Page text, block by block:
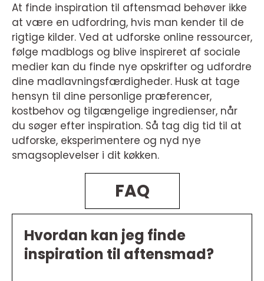
At finde inspiration til aftensmad behøver ikke
at være en udfordring, hvis man kender til de
rigtige kilder. Ved at udforske online ressourcer,
følge madblogs og blive inspireret af sociale
medier kan du finde nye opskrifter og udfordre
dine madlavningsfærdigheder. Husk at tage
hensyn til dine personlige præferencer,
kostbehov og tilgængelige ingredienser, når
du søger efter inspiration. Så tag dig tid til at
udforske, eksperimentere og nyd nye
smagsoplevelser i dit køkken.
FAQ
Hvordan kan jeg finde
inspiration til aftensmad?